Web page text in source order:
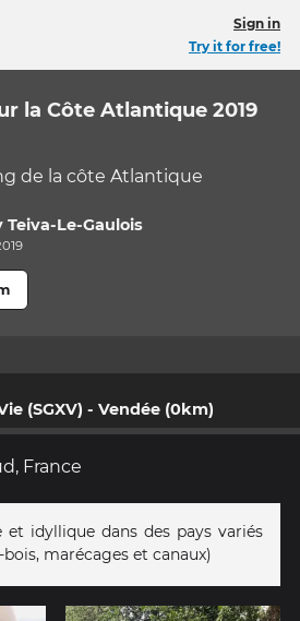
Sign in
Try it for free!
la Côte Atlantique 2019
de la côte Atlantique
Teiva-Le-Gaulois
(SGXV) - Vendée (0km)
France
et idyllique dans des pays variés
marécages et canaux)